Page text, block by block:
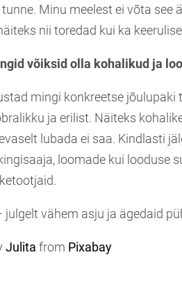
Minu meelest ei võta
nii toredad kui ka
võiksid olla kohalikud ja
mingi konkreetse jõulupaki
ja erilist. Näiteks
lubada ei saa. Kindlasti
loomade kui looduse
julgelt vähem asju ja ägedaid
Julita from Pixabay